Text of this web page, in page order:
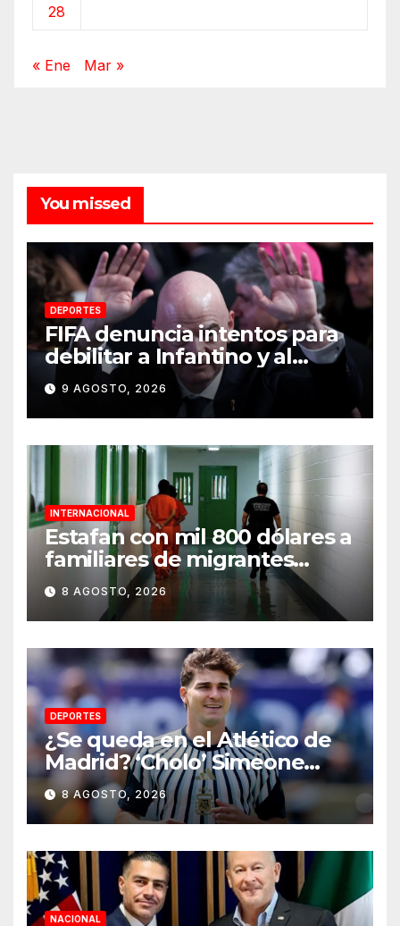
28
« Ene Mar »
You missed
DEPORTES
FIFA denuncia intentos para
debilitar a Infantino y al
propio organismo
9 AGOSTO, 2026
INTERNACIONAL
Estafan con mil 800 dólares a
familiares de migrantes
detenidos en Estados Unidos;
prometen liberarlos
8 AGOSTO, 2026
DEPORTES
¿Se queda en el Atlético de
Madrid? ‘Cholo’ Simeone
responde contundente sobre
el futuro de Julián Álvarez
8 AGOSTO, 2026
NACIONAL